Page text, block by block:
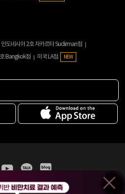
인도네시아 2호 자카르타 Sudirman점
Bangkok점 미국 LA점 NEW
용약관 홈페이지 이용약관